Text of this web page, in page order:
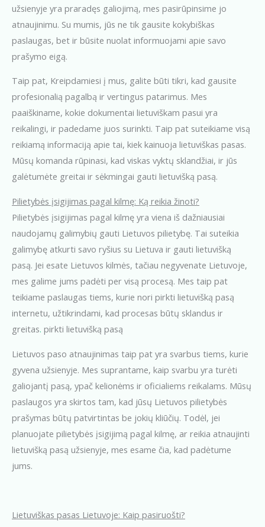
užsienyje yra praradęs galiojimą, mes pasirūpinsime jo
atnaujinimu. Su mumis, jūs ne tik gausite kokybiškas
paslaugas, bet ir būsite nuolat informuojami apie savo
prašymo eigą.
Taip pat, Kreipdamiesi į mus, galite būti tikri, kad gausite
profesionalią pagalbą ir vertingus patarimus. Mes
paaiškiname, kokie dokumentai lietuviškam pasui yra
reikalingi, ir padedame juos surinkti. Taip pat suteikiame visą
reikiamą informaciją apie tai, kiek kainuoja lietuviškas pasas.
Mūsų komanda rūpinasi, kad viskas vyktų sklandžiai, ir jūs
galėtumėte greitai ir sėkmingai gauti lietuvišką pasą.
Pilietybės įsigijimas pagal kilmę: Ką reikia žinoti?
Pilietybės įsigijimas pagal kilmę yra viena iš dažniausiai
naudojamų galimybių gauti Lietuvos pilietybę. Tai suteikia
galimybę atkurti savo ryšius su Lietuva ir gauti lietuvišką
pasą. Jei esate Lietuvos kilmės, tačiau negyvenate Lietuvoje,
mes galime jums padėti per visą procesą. Mes taip pat
teikiame paslaugas tiems, kurie nori pirkti lietuvišką pasą
internetu, užtikrindami, kad procesas būtų sklandus ir
greitas. pirkti lietuvišką pasą
Lietuvos paso atnaujinimas taip pat yra svarbus tiems, kurie
gyvena užsienyje. Mes suprantame, kaip svarbu yra turėti
galiojantį pasą, ypač kelionėms ir oficialiems reikalams. Mūsų
paslaugos yra skirtos tam, kad jūsų Lietuvos pilietybės
prašymas būtų patvirtintas be jokių kliūčių. Todėl, jei
planuojate pilietybės įsigijimą pagal kilmę, ar reikia atnaujinti
lietuvišką pasą užsienyje, mes esame čia, kad padėtume
jums.
Lietuviškas pasas Lietuvoje: Kaip pasiruošti?